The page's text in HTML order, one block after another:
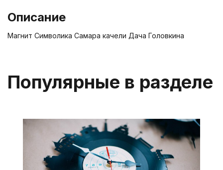
Описание
Магнит Символика Самара качели Дача Головкина
Популярные в разделе